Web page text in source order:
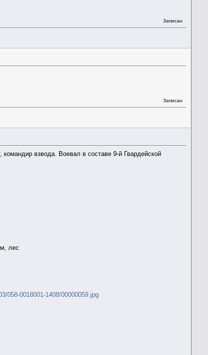
Записан
Записан
взвода. Воевал в составе 9-й Гвардейской
лес
058-0018001-1408/00000059.jpg